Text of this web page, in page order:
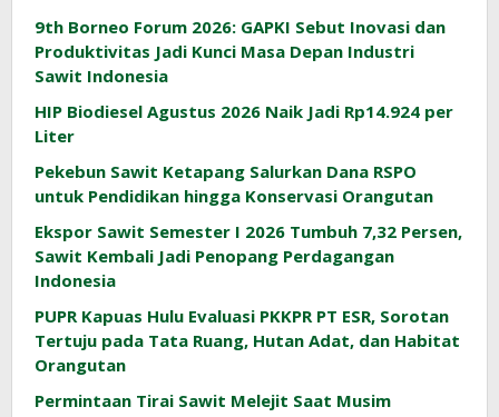
9th Borneo Forum 2026: GAPKI Sebut Inovasi dan
Produktivitas Jadi Kunci Masa Depan Industri
Sawit Indonesia
HIP Biodiesel Agustus 2026 Naik Jadi Rp14.924 per
Liter
Pekebun Sawit Ketapang Salurkan Dana RSPO
untuk Pendidikan hingga Konservasi Orangutan
Ekspor Sawit Semester I 2026 Tumbuh 7,32 Persen,
Sawit Kembali Jadi Penopang Perdagangan
Indonesia
PUPR Kapuas Hulu Evaluasi PKKPR PT ESR, Sorotan
Tertuju pada Tata Ruang, Hutan Adat, dan Habitat
Orangutan
Permintaan Tirai Sawit Melejit Saat Musim